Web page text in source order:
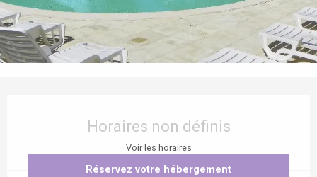
Horaires non définis
Voir les horaires
Réservez votre hébergement